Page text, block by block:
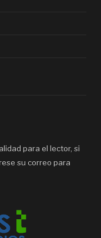
para el lector, si
su correo para